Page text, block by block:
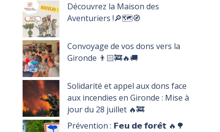
Découvrez la Maison des
Aventuriers !🔎🗺️🧭
Convoyage de vos dons vers la
Gironde 👨🏻‍🚒🔥🚚
Solidarité et appel aux dons face
aux incendies en Gironde : Mise à
jour du 28 juillet 🔥🚒
Prévention : 𝗙𝗲𝘂 𝗱𝗲 𝗳𝗼𝗿𝗲̂𝘁 🔥🌳